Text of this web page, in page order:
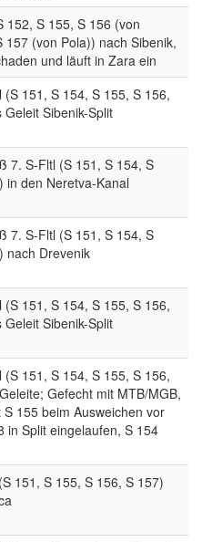
152, S 155, S 156 (von
157 (von Pola)) nach Sibenik,
und läuft in Zara ein
151, S 154, S 155, S 156,
Sibenik-Split
7. S-Fltl (S 151, S 154, S
in den Neretva-Kanal
7. S-Fltl (S 151, S 154, S
nach Drevenik
151, S 154, S 155, S 156,
Sibenik-Split
151, S 154, S 155, S 156,
Gefecht mit MTB/MGB,
S 155 beim Ausweichen vor
in Split eingelaufen, S 154
151, S 155, S 156, S 157)